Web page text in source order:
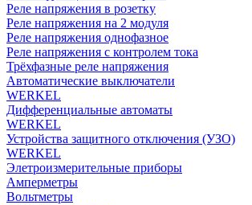
Реле напряжения в розетку
Реле напряжения на 2 модуля
Реле напряжения однофазное
Реле напряжения с контролем тока
Трёхфазные реле напряжения
Автоматические выключатели
WERKEL
Дифференциальные автоматы
WERKEL
Устройства защитного отключения (УЗО)
WERKEL
Элетроизмерительные приборы
Амперметры
Вольтметры